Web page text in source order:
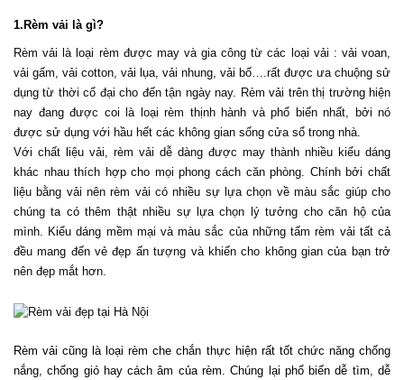
1.Rèm vải là gì?
Rèm vải là loại rèm được may và gia công từ các loại vải : vải voan,
vải gấm, vải cotton, vải lụa, vải nhung, vải bố….rất được ưa chuộng sử
dụng từ thời cổ đại cho đến tận ngày nay. Rèm vải trên thị trường hiện
nay đang được coi là loại rèm thịnh hành và phổ biến nhất, bởi nó
được sử dụng với hầu hết các không gian sống cửa sổ trong nhà.
Với chất liệu vải, rèm vải dễ dàng được may thành nhiều kiểu dáng
khác nhau thích hợp cho mọi phong cách căn phòng. Chính bởi chất
liệu bằng vải nên rèm vải có nhiều sự lựa chọn về màu sắc giúp cho
chúng ta có thêm thật nhiều sự lựa chọn lý tưởng cho căn hộ của
mình. Kiểu dáng mềm mại và màu sắc của những tấm rèm vải tất cả
đều mang đến vẻ đẹp ấn tượng và khiến cho không gian của bạn trở
nên đẹp mắt hơn.
Rèm vải cũng là loại rèm che chắn thực hiện rất tốt chức năng chống
nắng, chống gió hay cách âm của rèm. Chúng lại phổ biến dễ tìm, dễ